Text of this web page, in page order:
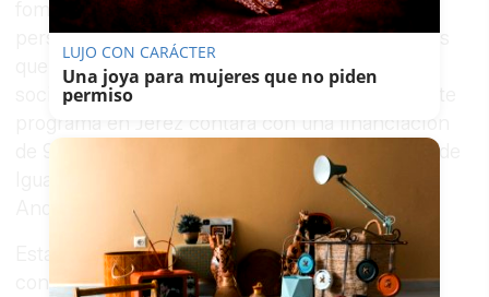
fomento del empleo, así como la atención a
personas que pertenezcan a unidades familiares
que se encuentren en situación de exclusión
social o en riesgo de estarlo. El desarrollo de este
programa en Jerez contará con una financiación
de 994.778 euros, aportados por la Consejería de
Igualdad y Políticas Sociales de la Junta de
Esta medida permitirá al Ayuntamiento la
contratación laboral temporal de 310 personas,
LUJO CON CARÁCTER
Una joya para mujeres que no piden
permiso